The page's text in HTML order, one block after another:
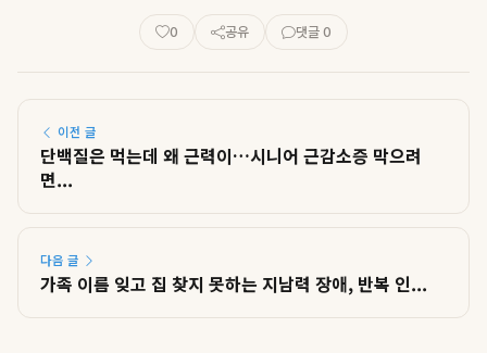
0 공유 댓글 0
이전 글
단백질은 먹는데 왜 근력이…시니어 근감소증 막으려
면...
다음 글
가족 이름 잊고 집 찾지 못하는 지남력 장애, 반복 인...